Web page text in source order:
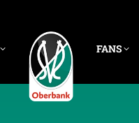
FANS